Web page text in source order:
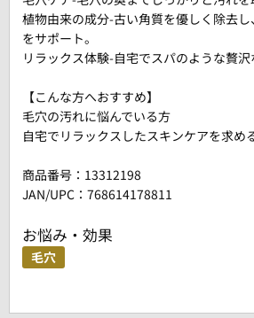
植物由来の成分-古い角質を優しく除去
をサポート。
リラックス体験-自宅でスパのような贅沢
【こんな方へおすすめ】
毛穴の汚れに悩んでいる方
自宅でリラックスしたスキンケアを求め
商品番号： 13312198
JAN/UPC：768614178811
お悩み・効果
毛穴